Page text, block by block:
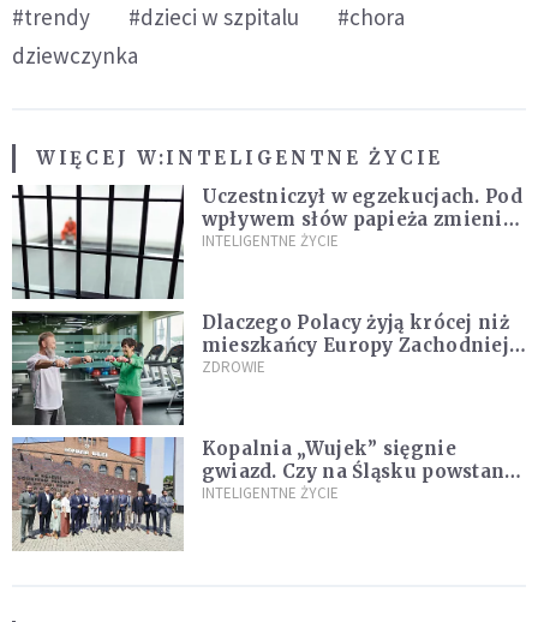
#trendy #dzieci w szpitalu
#chora
dziewczynka
WIĘCEJ W:INTELIGENTNE ŻYCIE
Uczestniczył w egzekucjach. Pod
wpływem słów papieża zmienił
zdanie
INTELIGENTNE ŻYCIE
Dlaczego Polacy żyją krócej niż
mieszkańcy Europy Zachodniej?
Ekspertka wskazuje główne
ZDROWIE
Kopalnia „Wujek” sięgnie
gwiazd. Czy na Śląsku powstanie
„Dolina Krzemowa”?
INTELIGENTNE ŻYCIE